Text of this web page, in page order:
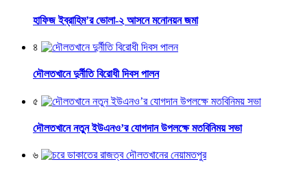
হাফিজ ইব্রাহিম’র ভোলা-২ আসনে মনোনয়ন জমা
৪
দৌলতখানে দুর্নীতি বিরোধী দিবস পালন
৫
দৌলতখানে নতুন ইউএনও’র যোগদান উপলক্ষে মতবিনিময় সভা
৬